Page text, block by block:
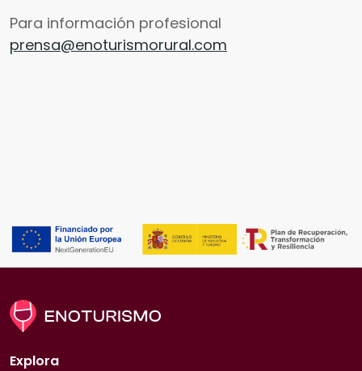
Para información profesional
prensa@enoturismorural.com
Explora